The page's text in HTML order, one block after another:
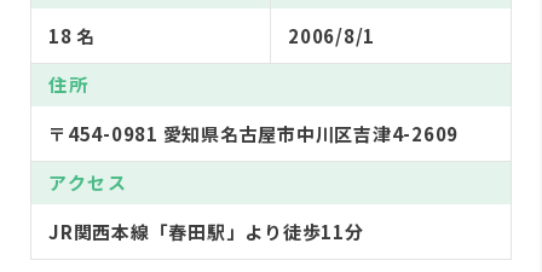
18 名
2006/8/1
住所
〒454-0981 愛知県名古屋市中川区吉津4-2609
アクセス
JR関西本線「春田駅」より徒歩11分